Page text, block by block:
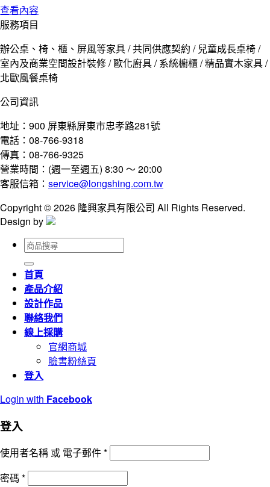
查看內容
服務項目
辦公桌、椅、櫃、屏風等家具 / 共同供應契約 / 兒童成長桌椅 /
室內及商業空間設計裝修 / 歐化廚具 / 系統櫥櫃 / 精品實木家具 /
北歐風餐桌椅
公司資訊
地址：900 屏東縣屏東市忠孝路281號
電話：08-766-9318
傳真：08-766-9325
營業時間：(週一至週五) 8:30 ～ 20:00
客服信箱： service@longshing.com.tw
Copyright © 2026 隆興家具有限公司 All Rights Reserved.
Design by
搜
尋
關
鍵
字:
首頁
產品介紹
設計作品
聯絡我們
線上採購
官網商城
臉書粉絲頁
登入
Login with Facebook
登入
使用者名稱 或 電子郵件*
密碼 *